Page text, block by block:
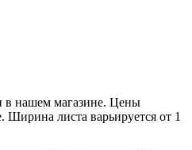
в нашем магазине. Цены
листа варьируется от 1